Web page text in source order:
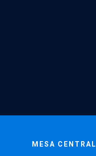
MESA CENTRAL